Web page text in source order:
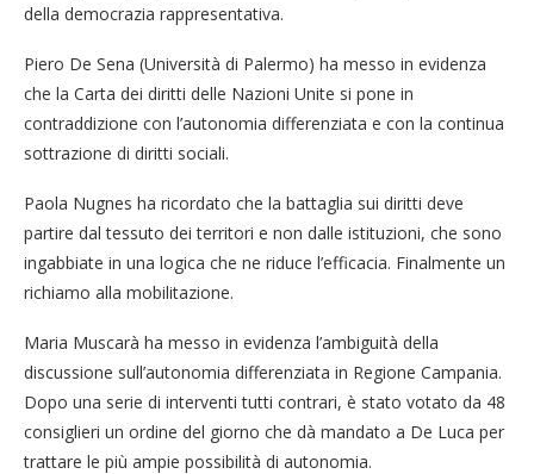
della democrazia rappresentativa.
Piero De Sena (Università di Palermo) ha messo in evidenza
che la Carta dei diritti delle Nazioni Unite si pone in
contraddizione con l’autonomia differenziata e con la continua
sottrazione di diritti sociali.
Paola Nugnes ha ricordato che la battaglia sui diritti deve
partire dal tessuto dei territori e non dalle istituzioni, che sono
ingabbiate in una logica che ne riduce l’efficacia. Finalmente un
richiamo alla mobilitazione.
Maria Muscarà ha messo in evidenza l’ambiguità della
discussione sull’autonomia differenziata in Regione Campania.
Dopo una serie di interventi tutti contrari, è stato votato da 48
consiglieri un ordine del giorno che dà mandato a De Luca per
trattare le più ampie possibilità di autonomia.